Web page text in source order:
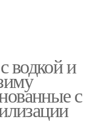
водкой и
с